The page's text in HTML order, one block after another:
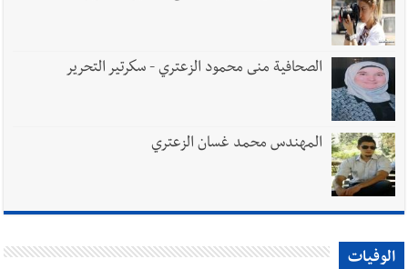
الصحافية منى محمود الزعتري - سكرتير التحرير
المهندس محمد غسان الزعتري
الوفيات